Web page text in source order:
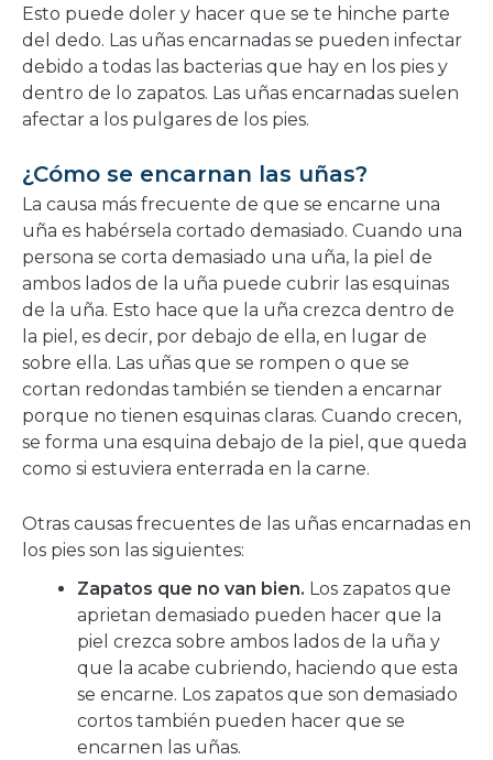
Esto puede doler y hacer que se te hinche parte
del dedo. Las uñas encarnadas se pueden infectar
debido a todas las bacterias que hay en los pies y
dentro de lo zapatos. Las uñas encarnadas suelen
afectar a los pulgares de los pies.
¿Cómo se encarnan las uñas?
La causa más frecuente de que se encarne una
uña es habérsela cortado demasiado. Cuando una
persona se corta demasiado una uña, la piel de
ambos lados de la uña puede cubrir las esquinas
de la uña. Esto hace que la uña crezca dentro de
la piel, es decir, por debajo de ella, en lugar de
sobre ella. Las uñas que se rompen o que se
cortan redondas también se tienden a encarnar
porque no tienen esquinas claras. Cuando crecen,
se forma una esquina debajo de la piel, que queda
como si estuviera enterrada en la carne.
Otras causas frecuentes de las uñas encarnadas en
los pies son las siguientes:
Zapatos que no van bien. Los zapatos que
aprietan demasiado pueden hacer que la
piel crezca sobre ambos lados de la uña y
que la acabe cubriendo, haciendo que esta
se encarne. Los zapatos que son demasiado
cortos también pueden hacer que se
encarnen las uñas.